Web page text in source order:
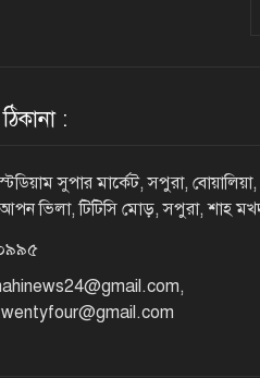
:
সুপার মার্কেট, সপুরা, বোয়ালিয়া,
আপন ভিলা, টিটিসি মোড়, সপুরা, শাহ
,